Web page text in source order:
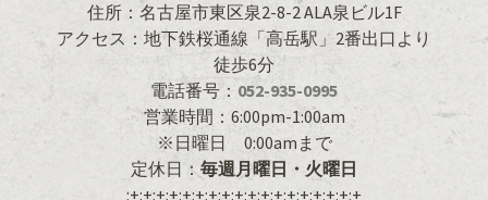
住所：名古屋市東区泉2-8-2 ALA泉ビル1F
アクセス：地下鉄桜通線「高岳駅」2番出口より
徒歩6分
電話番号：052-935-0995
営業時間：6:00pm-1:00am
※日曜日 0:00amまで
定休日： 毎週月曜日・火曜日
:+:+:+:+:+:+:+:+:+:+:+:+:+:+:+:+:+:+